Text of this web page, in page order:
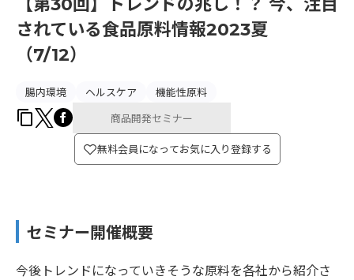
【第30回】トレンドの兆し！？ 今、注目
されている食品原料情報2023夏
（7/12）
腸内環境 ヘルスケア 機能性原料
商品開発セミナー
無料会員になってお気に入り登録する
セミナー開催概要
今後トレンドになっていきそうな原料を各社から紹介さ